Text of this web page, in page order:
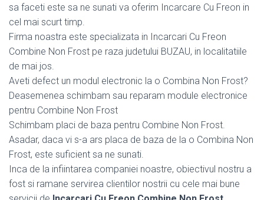
sa faceti este sa ne sunati va oferim Incarcare Cu Freon in
cel mai scurt timp.
Firma noastra este specializata in Incarcari Cu Freon
Combine Non Frost pe raza judetului BUZAU, in localitatiile
de mai jos.
Aveti defect un modul electronic la o Combina Non Frost?
Deasemenea schimbam sau reparam module electronice
pentru Combine Non Frost
Schimbam placi de baza pentru Combine Non Frost.
Asadar, daca vi s-a ars placa de baza de la o Combina Non
Frost, este suficient sa ne sunati.
Inca de la infiintarea companiei noastre, obiectivul nostru a
fost si ramane servirea clientilor nostrii cu cele mai bune